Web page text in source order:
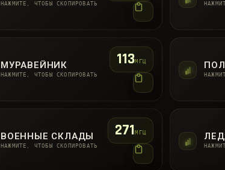
НАЖМИТЕ, ЧТОБЫ СКОПИРОВАТЬ
МУРАВЕЙНИК
НАЖМИТЕ, ЧТОБЫ СКОПИРОВАТЬ
113МГЦ
ВОЕННЫЕ СКЛАДЫ
НАЖМИТЕ, ЧТОБЫ СКОПИРОВАТЬ
271МГЦ